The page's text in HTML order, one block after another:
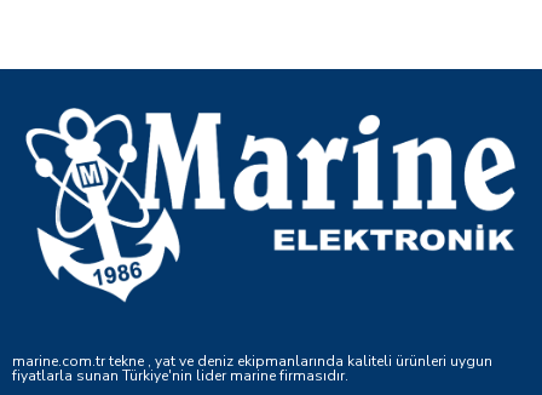
marine.com.tr tekne , yat ve deniz ekipmanlarında kaliteli ürünleri uygun
fiyatlarla sunan Türkiye'nin lider marine firmasıdır.